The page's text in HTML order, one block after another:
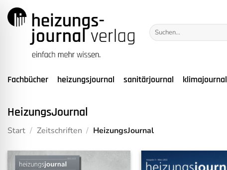
Zum
Inhalt
springen
Suchen
nach:
Fachbücher heizungsjournal sanitärjournal klimajournal
HeizungsJournal
Start / Zeitschriften / HeizungsJournal